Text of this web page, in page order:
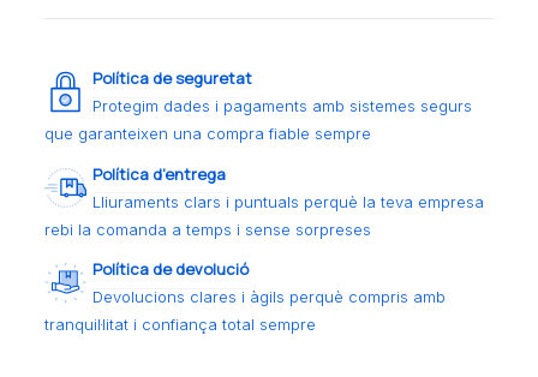
Política de seguretat
Protegim dades i pagaments amb sistemes segurs
que garanteixen una compra fiable sempre
Política d’entrega
Lliuraments clars i puntuals perquè la teva empresa
rebi la comanda a temps i sense sorpreses
Política de devolució
Devolucions clares i àgils perquè compris amb
tranquil·litat i confiança total sempre